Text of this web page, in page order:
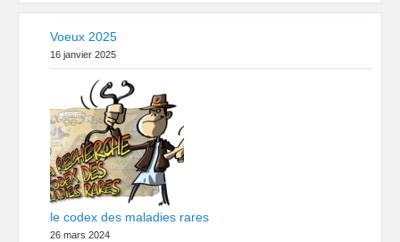
Voeux 2025
16 janvier 2025
le codex des maladies rares
26 mars 2024